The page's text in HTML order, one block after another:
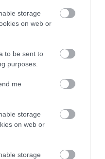
storage
on web or
to be sent to
purposes.
me
storage
on web or
storage